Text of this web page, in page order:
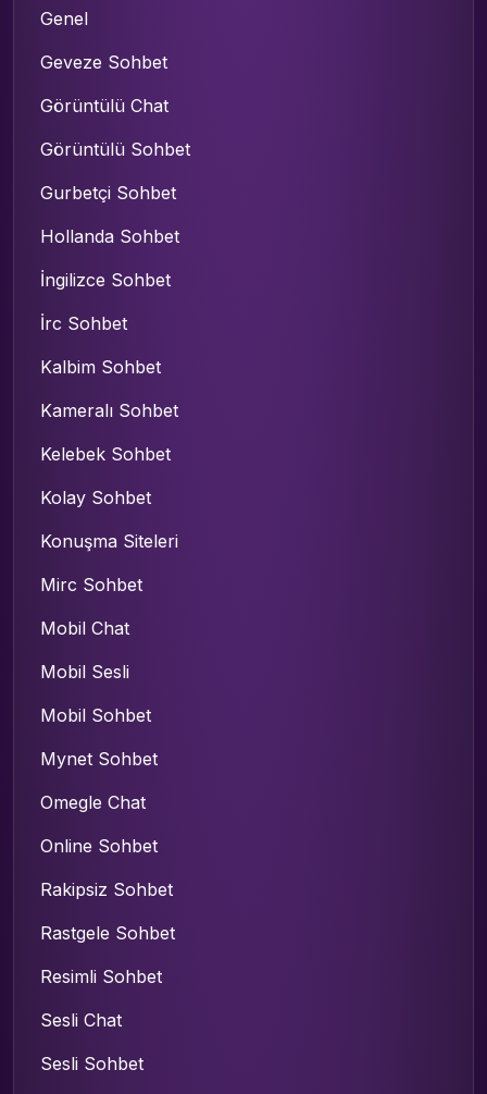
Genel
Geveze Sohbet
Görüntülü Chat
Görüntülü Sohbet
Gurbetçi Sohbet
Hollanda Sohbet
İngilizce Sohbet
İrc Sohbet
Kalbim Sohbet
Kameralı Sohbet
Kelebek Sohbet
Kolay Sohbet
Konuşma Siteleri
Mirc Sohbet
Mobil Chat
Mobil Sesli
Mobil Sohbet
Mynet Sohbet
Omegle Chat
Online Sohbet
Rakipsiz Sohbet
Rastgele Sohbet
Resimli Sohbet
Sesli Chat
Sesli Sohbet